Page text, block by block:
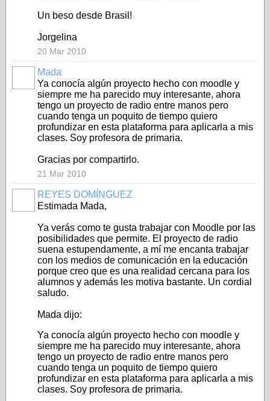
Un beso desde Brasil!
Jorgelina
20 Mar 2010
Mada
Ya conocía algún proyecto hecho con moodle y
siempre me ha parecido muy interesante, ahora
tengo un proyecto de radio entre manos pero
cuando tenga un poquito de tiempo quiero
profundizar en esta plataforma para aplicarla a mis
clases. Soy profesora de primaria.
Gracias por compartirlo.
21 Mar 2010
REYES DOMÍNGUEZ
Estimada Mada,
Ya verás como te gusta trabajar con Moodle por las
posibilidades que permite. El proyecto de radio
suena estupendamente, a mí me encanta trabajar
con los medios de comunicación en la educación
porque creo que es una realidad cercana para los
alumnos y además les motiva bastante. Un cordial
saludo.
Mada dijo:
Ya conocía algún proyecto hecho con moodle y
siempre me ha parecido muy interesante, ahora
tengo un proyecto de radio entre manos pero
cuando tenga un poquito de tiempo quiero
profundizar en esta plataforma para aplicarla a mis
clases. Soy profesora de primaria.